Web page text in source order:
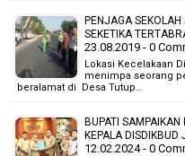
PENJAGA
SEKETIKA
23.08.2019 - 0
Lokasi Kecelakaan
menimpa seorang
beralamat di Desa Tutup…
BUPATI
KEPALA DISDIKBUD
12.02.2024 - 0